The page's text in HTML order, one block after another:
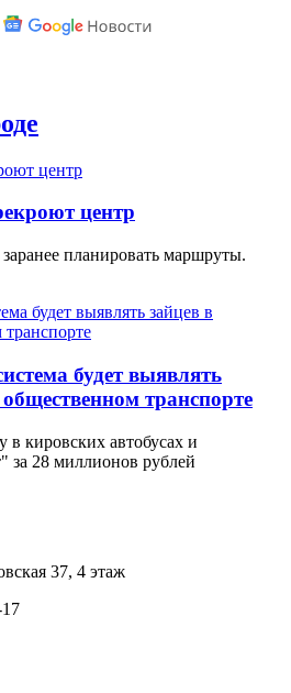
центр
планировать маршруты.
будет выявлять
транспорте
в кировских автобусах и
за 28 миллионов рублей
37, 4 этаж